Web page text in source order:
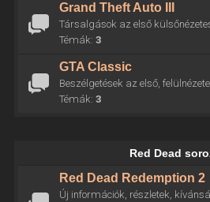
Grand Theft Auto III
Társalgások az első
Témák: 3
GTA Classic
Beszélgetések az első,
Témák: 3
Red Dead
Red Dead Redemption 2
Új információk, részletek,